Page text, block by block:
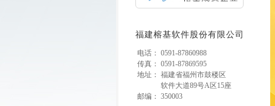
福建榕基软件股份有限公司
电话： 0591-87860988
传真： 0591-87869595
地址： 福建省福州市鼓楼区
软件大道89号A区15座
邮编： 350003